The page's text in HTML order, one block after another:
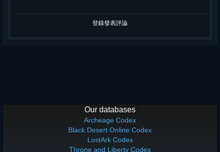
登錄發表評論
Our databases
Archeage Codex
Black Desert Online Codex
LostArk Codex
Throne and Liberty Codex